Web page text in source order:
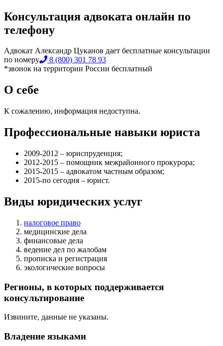
Консультация адвоката онлайн по
телефону
Адвокат Александр Цуканов дает бесплатные консультации
по номеру
8 (800) 301 78 93
*звонок на территории России бесплатный
О себе
К сожалению, информация недоступна.
Профессиональные навыки юриста
2009-2012 – юриспруденция;
2012-2015 – помощник межрайонного прокурора;
2015-2015 – адвокатом частным образом;
2015-по сегодня – юрист.
Виды юридических услуг
налоговое право
медицинские дела
финансовые дела
ведение дел по жалобам
прописка и регистрация
экологические вопросы
Регионы, в которых поддерживается
консультирование
Извините, данные не указаны.
Владение языками